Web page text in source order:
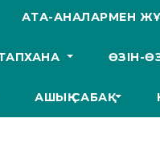
АТА-АНАЛАРМЕН
ӨЗІН-
АШЫҚ САБАҚ